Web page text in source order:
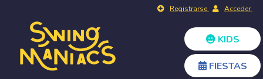
Registrarse Acceder
KIDS
FIESTAS